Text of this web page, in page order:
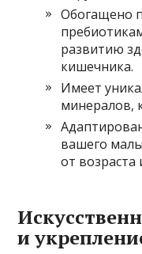
Обогащено
развитию
кишечника.
Имеет
минералов,
вашего
от возраста
и